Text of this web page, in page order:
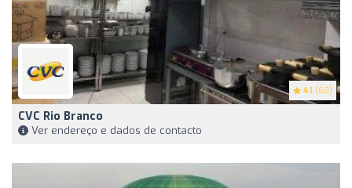
4.1 (60)
CVC Rio Branco
Ver endereço e dados de contacto